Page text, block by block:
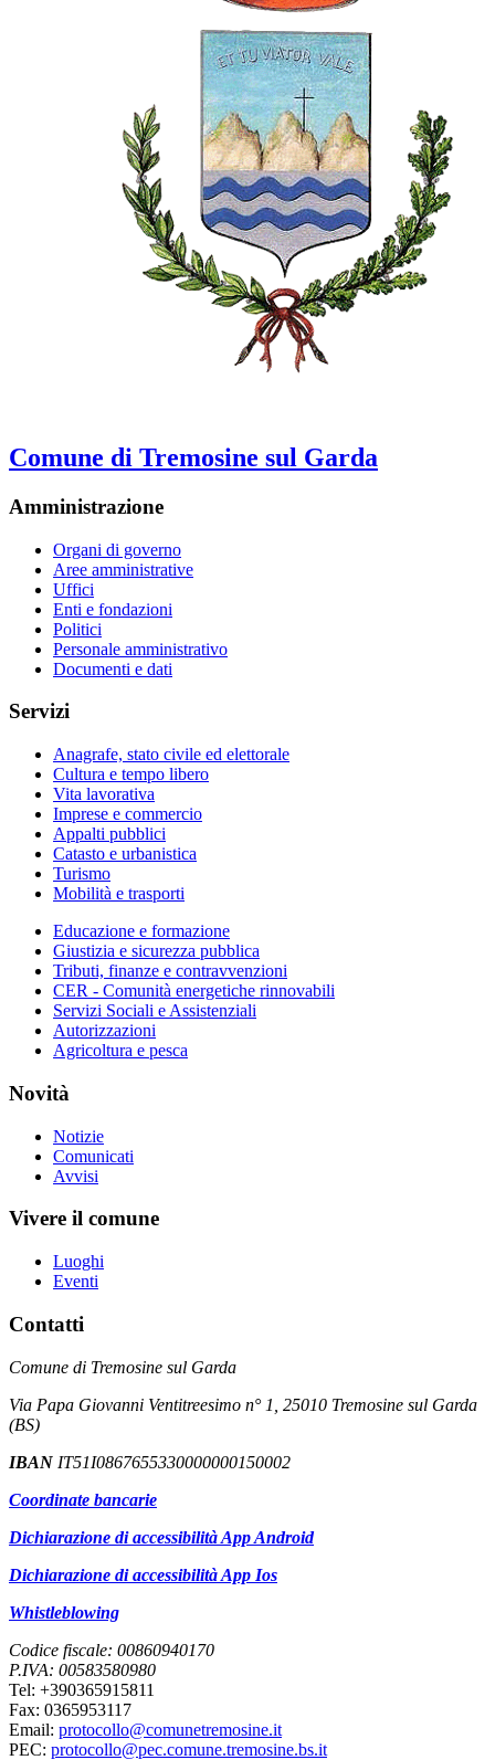
Comune di Tremosine sul Garda
Amministrazione
Organi di governo
Aree amministrative
Uffici
Enti e fondazioni
Politici
Personale amministrativo
Documenti e dati
Servizi
Anagrafe, stato civile ed elettorale
Cultura e tempo libero
Vita lavorativa
Imprese e commercio
Appalti pubblici
Catasto e urbanistica
Turismo
Mobilità e trasporti
Educazione e formazione
Giustizia e sicurezza pubblica
Tributi, finanze e contravvenzioni
CER - Comunità energetiche rinnovabili
Servizi Sociali e Assistenziali
Autorizzazioni
Agricoltura e pesca
Novità
Notizie
Comunicati
Avvisi
Vivere il comune
Luoghi
Eventi
Contatti
Comune di Tremosine sul Garda
Via Papa Giovanni Ventitreesimo n° 1, 25010 Tremosine sul Garda
(BS)
IBAN IT51I0867655330000000150002
Coordinate bancarie
Dichiarazione di accessibilità App Android
Dichiarazione di accessibilità App Ios
Whistleblowing
Codice fiscale: 00860940170
P.IVA: 00583580980
Tel: +390365915811
Fax: 0365953117
Email: protocollo@comunetremosine.it
PEC: protocollo@pec.comune.tremosine.bs.it